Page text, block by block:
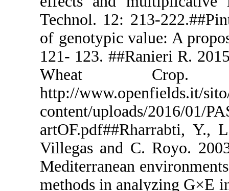
Technol.
of
121- 123.
http://
content/
Villegas
methods in